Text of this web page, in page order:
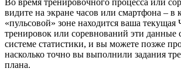
Во время тренировочного процесса или
видите на экране часов или смартфона – в
«пульсовой» зоне находится ваша
тренировок или соревнований эти данные
системе статистики, и вы можете позже
насколько точно вы выполнили задания
плана.